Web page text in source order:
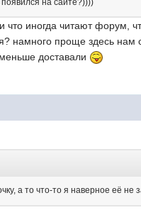
на сайте?))))
что иногда читают форум,
намного проще здесь
доставали
а то что-то я наверное её не